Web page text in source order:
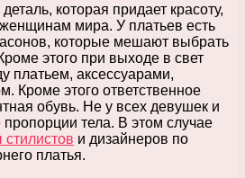
которая придает красоту,
мира. У платьев есть
которые мешают выбрать
этого при выходе в свет
платьем, аксессуарами,
Кроме этого ответственное
обувь. Не у всех девушек и
тела. В этом случае
стилистов и дизайнеров по
платья.